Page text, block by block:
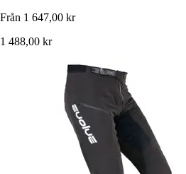
Från 1 647,00 kr
1 488,00 kr